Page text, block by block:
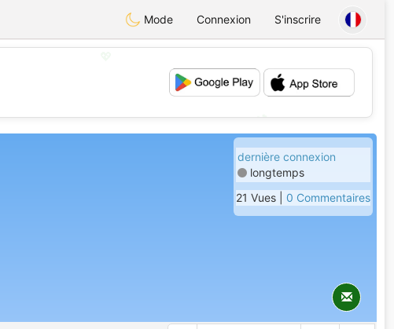
Mode Connexion S'inscrire
💕
dernière connexion
longtemps
21 Vues | 0 Commentaires